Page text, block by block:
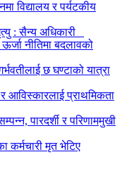
विद्यालय र पर्यटकीय
: सैन्य अधिकारी
नीतिमा बदलावको
छ घण्टाको यात्रा
आविस्कारलाई प्राथमिकता
पारदर्शी र परिणाममुखी
कर्मचारी मृत भेटिए